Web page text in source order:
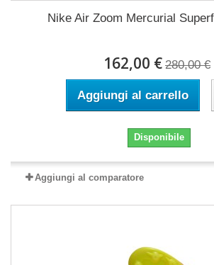
Nike Air Zoom Mercurial
162,00 € 280,00 €
Aggiungi al carrello
Disponibile
Aggiungi al comparatore